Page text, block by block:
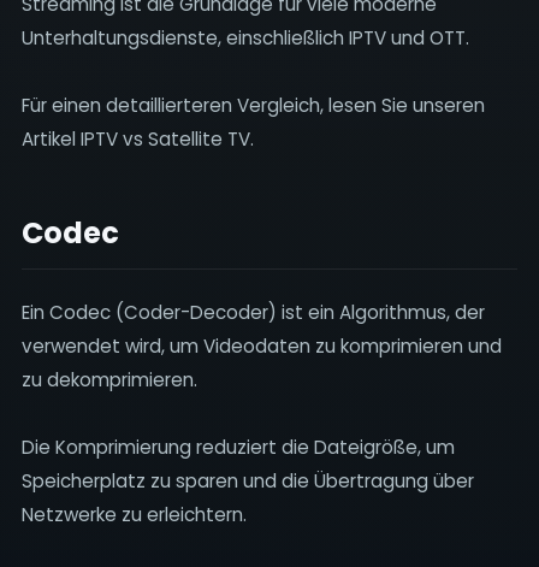
Unterhaltungsdienste, einschließlich IPTV und OTT.
Für einen detaillierteren Vergleich, lesen Sie unseren
Artikel IPTV vs Satellite TV.
Codec
Ein Codec (Coder-Decoder) ist ein Algorithmus, der
verwendet wird, um Videodaten zu komprimieren und
zu dekomprimieren.
Die Komprimierung reduziert die Dateigröße, um
Speicherplatz zu sparen und die Übertragung über
Netzwerke zu erleichtern.